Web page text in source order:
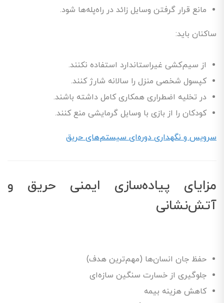
مانع قرار گرفتن وسایل زائد در راه‌پله‌ها شود.
ساکنان باید:
از سیم‌کشی غیراستاندارد استفاده نکنند.
کپسول شخصی منزل را سالانه شارژ کنند.
در تخلیه اضطراری همکاری کامل داشته باشند.
کودکان را از بازی با وسایل گرمایشی منع کنند.
سرویس و نگهداری دوره‌ای سیستم‌های حریق
مزایای پیاده‌سازی ایمنی حریق و
آتش‌نشانی
حفظ جان انسان‌ها (مهم‌ترین هدف)
جلوگیری از خسارت سنگین سازه‌ای
کاهش هزینه بیمه